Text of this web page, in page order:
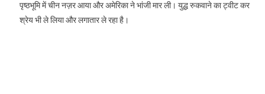
पृष्ठभूमि में चीन नज़र आया और अमेरिका ने भांजी मार ली। युद्ध रुकवाने का ट्वीट कर
श्रेय भी ले लिया और लगातार ले रहा है।